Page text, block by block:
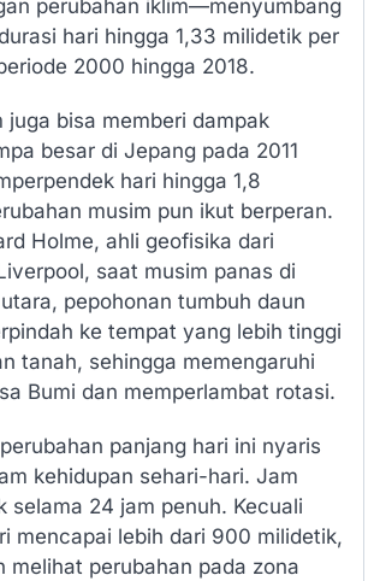
perubahan iklim—menyumbang
hari hingga 1,33 milidetik per
2000 hingga 2018.
juga bisa memberi dampak
besar di Jepang pada 2011
hari hingga 1,8
musim pun ikut berperan.
Holme, ahli geofisika dari
saat musim panas di
pepohonan tumbuh daun
ke tempat yang lebih tinggi
tanah, sehingga memengaruhi
Bumi dan memperlambat rotasi.
panjang hari ini nyaris
kehidupan sehari-hari. Jam
selama 24 jam penuh. Kecuali
mencapai lebih dari 900 milidetik,
melihat perubahan pada zona